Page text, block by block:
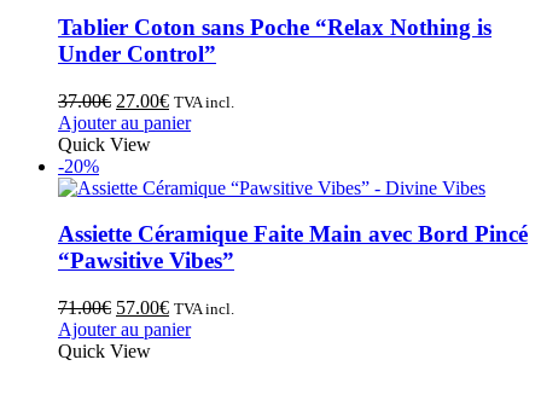
Tablier Coton sans Poche “Relax Nothing is
Under Control”
37.00€ 27.00€ TVA incl.
Ajouter au panier
Quick View
-20%
Assiette Céramique Faite Main avec Bord Pincé
“Pawsitive Vibes”
71.00€ 57.00€ TVA incl.
Ajouter au panier
Quick View